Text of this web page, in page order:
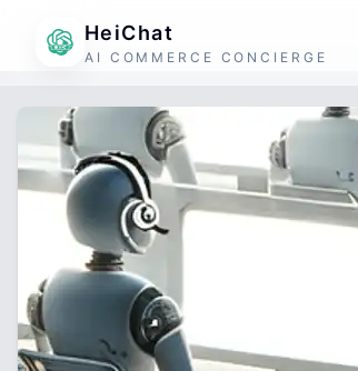
HeiChat
AI COMMERCE CONCIERGE